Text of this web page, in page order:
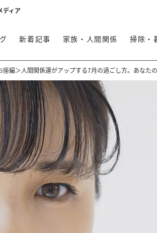
ディア
新着記事 家族・人間関係 掃除・
編＞人間関係運がアップする7月の過ごし方。あなた